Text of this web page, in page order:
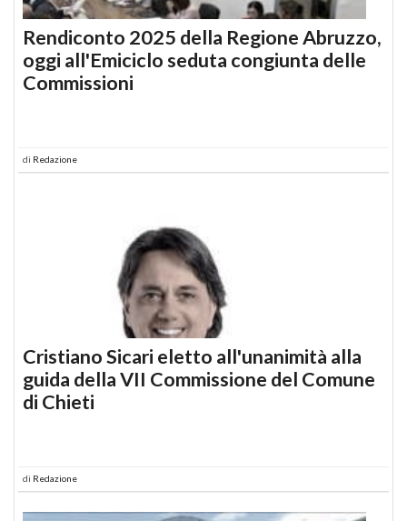
Rendiconto 2025 della Regione Abruzzo,
oggi all'Emiciclo seduta congiunta delle
Commissioni
di Redazione
Cristiano Sicari eletto all'unanimità alla
guida della VII Commissione del Comune
di Chieti
di Redazione